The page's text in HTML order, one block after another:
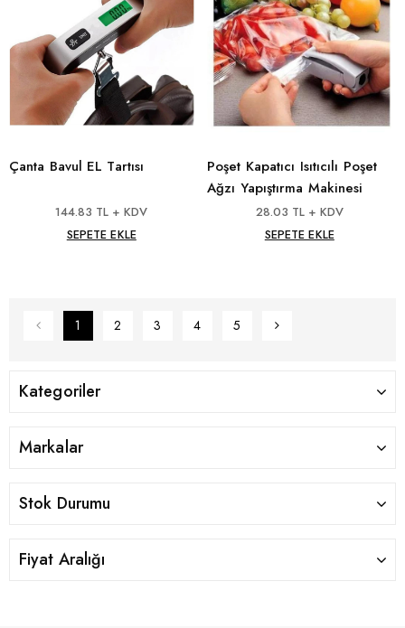
Çanta Bavul EL Tartısı
144.83 TL + KDV
SEPETE EKLE
Poşet Kapatıcı Isıtıcılı Poşet
Ağzı Yapıştırma Makinesi
28.03 TL + KDV
SEPETE EKLE
1 2 3 4 5
Kategoriler
Markalar
Stok Durumu
Fiyat Aralığı